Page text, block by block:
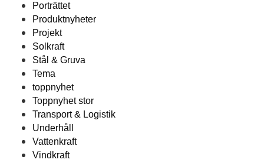
Porträttet
Produktnyheter
Projekt
Solkraft
Stål & Gruva
Tema
toppnyhet
Toppnyhet stor
Transport & Logistik
Underhåll
Vattenkraft
Vindkraft